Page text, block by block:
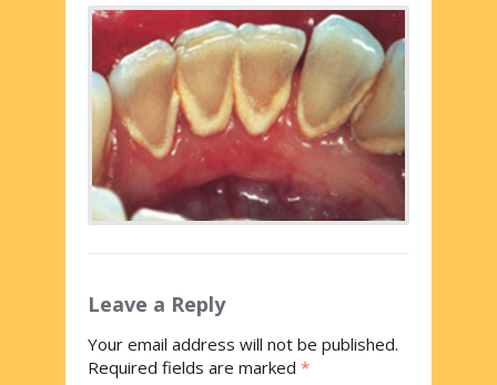
Leave a Reply
Your email address will not be published.
Required fields are marked *